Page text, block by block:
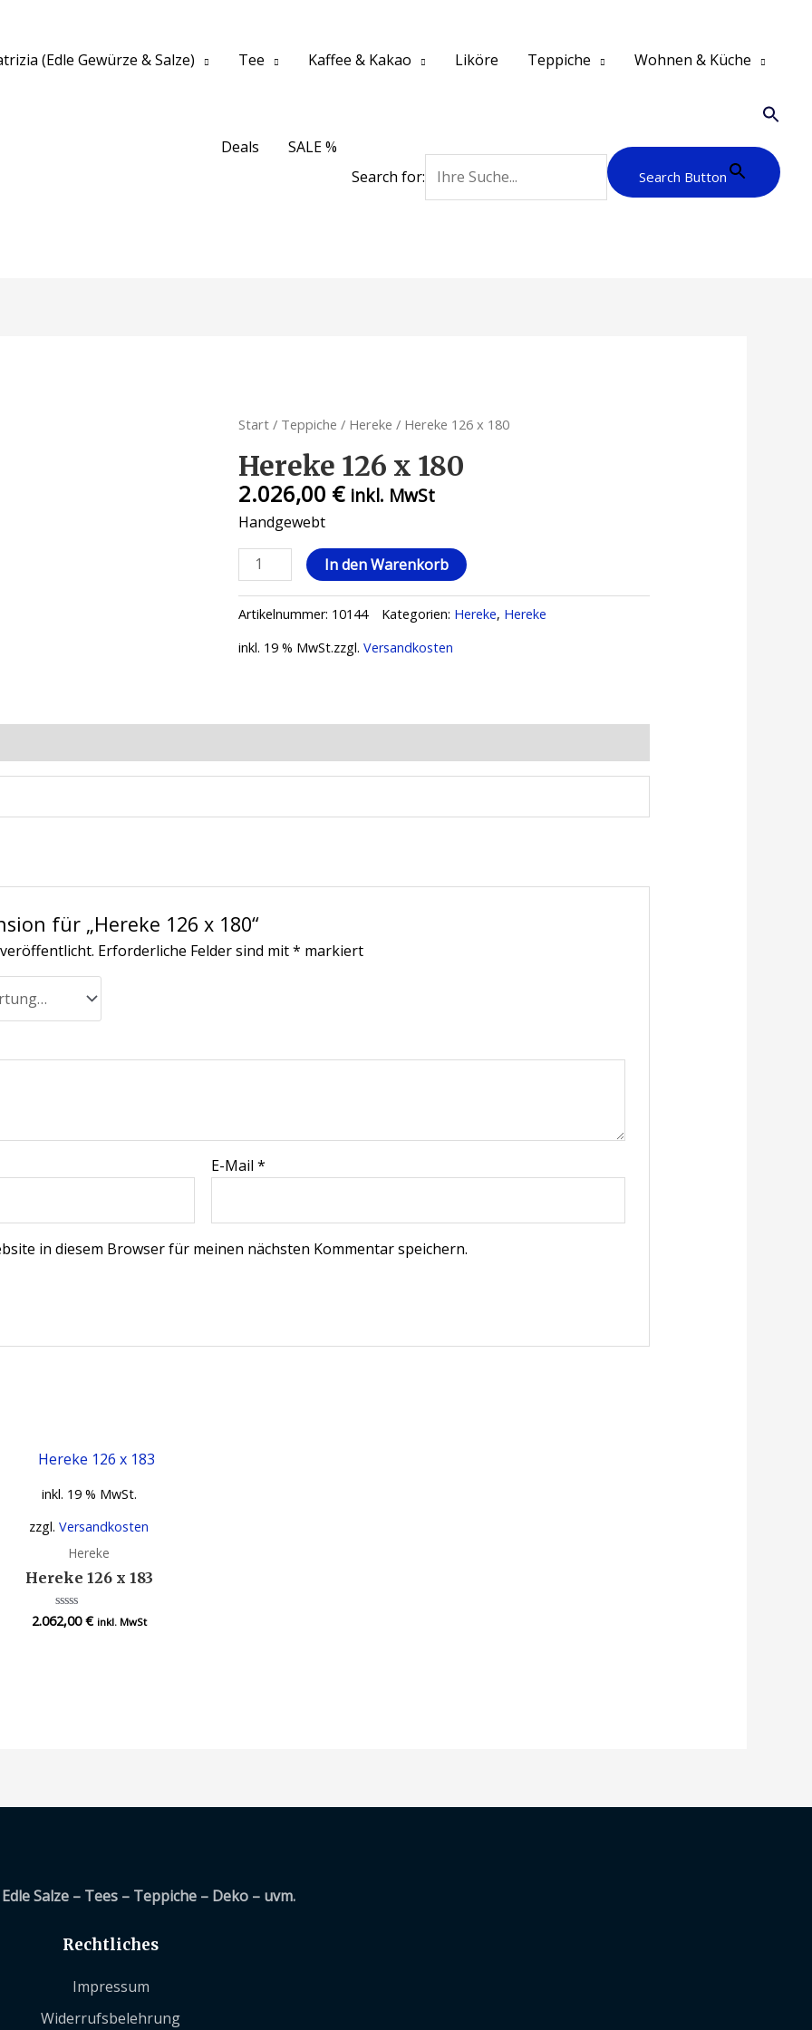
(Edle Gewürze & Salze) Tee Kaffee & Kakao Liköre Teppiche Wohnen & Küche
Deals
SALE %
Search for:
Search Button
Start / Teppiche / Hereke / Hereke 126 x 180
Hereke 126 x 180
2.026,00 € inkl. MwSt
Handgewebt
Hereke
126
x
180
Menge
In den Warenkorb
Artikelnummer: 10144 Kategorien: Hereke, Hereke
inkl. 19 % MwSt.zzgl.Versandkosten
für „Hereke 126 x 180“
Erforderliche Felder sind mit* markiert
E-Mail*
in diesem Browser für meinen nächsten Kommentar speichern.
inkl. 19 % MwSt.
zzgl.Versandkosten
Hereke
Hereke 126 x 183
Bewertet
mit
2.062,00€ inkl. MwSt
Salze – Tees – Teppiche – Deko – uvm.
Rechtliches
Impressum
Widerrufsbelehrung